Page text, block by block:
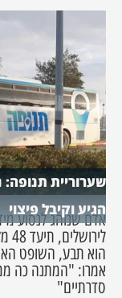
הגיע וקיבל פיצוי
אדם שנוהג לנסוע
אמרו: "המתנה כה
סדרתיים"